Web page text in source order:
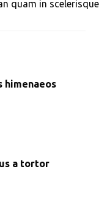
quam in scelerisque
himenaeos
a tortor